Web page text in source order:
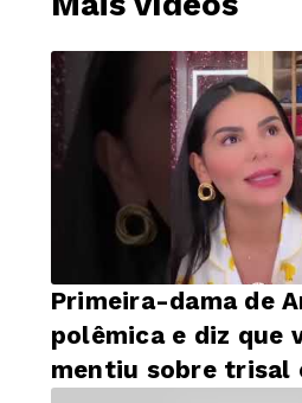
Primeira-dama de
polêmica e diz que
mentiu sobre trisal